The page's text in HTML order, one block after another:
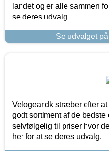
landet og er alle sammen
se deres udvalg.
Se udvalget
Velogear.dk stræber efter
godt sortiment af de
selvfølgelig til priser hvor
her for at se deres udvalg.